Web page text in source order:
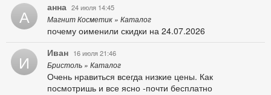
А анна 24 июля 14:45
Магнит Косметик » Каталог
почему оименили скидки на 24.07.2026
И Иван 16 июля 21:46
Бристоль » Каталог
Очень нравиться всегда низкие цены. Как
посмотришь и все ясно -почти бесплатно